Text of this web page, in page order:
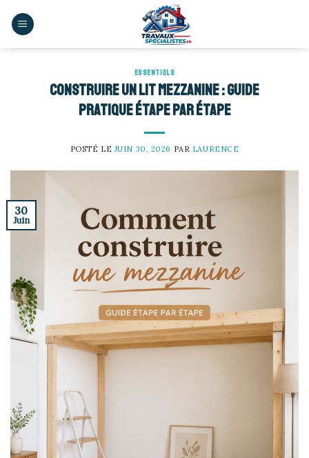
ESSENTIELS
Construire un lit mezzanine : guide
pratique étape par étape
POSTÉ LE JUIN 30, 2026 PAR LAURENCE
30
Juin